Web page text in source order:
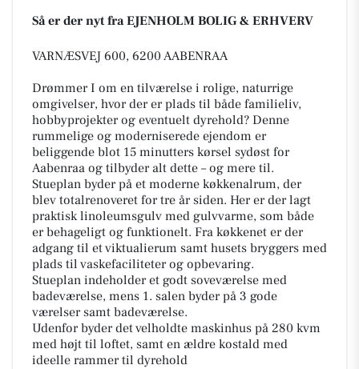
Så er der nyt fra EJENHOLM BOLIG & ERHVERV
VARNÆSVEJ 600, 6200 AABENRAA
Drømmer I om en tilværelse i rolige, naturrige
omgivelser, hvor der er plads til både familieliv,
hobbyprojekter og eventuelt dyrehold? Denne
rummelige og moderniserede ejendom er
beliggende blot 15 minutters kørsel sydøst for
Aabenraa og tilbyder alt dette – og mere til.
Stueplan byder på et moderne køkkenalrum, der
blev totalrenoveret for tre år siden. Her er der lagt
praktisk linoleumsgulv med gulvvarme, som både
er behageligt og funktionelt. Fra køkkenet er der
adgang til et viktualierum samt husets bryggers med
plads til vaskefaciliteter og opbevaring.
Stueplan indeholder et godt soveværelse med
badeværelse, mens 1. salen byder på 3 gode
værelser samt badeværelse.
Udenfor byder det velholdte maskinhus på 280 kvm
med højt til loftet, samt en ældre kostald med
ideelle rammer til dyrehold